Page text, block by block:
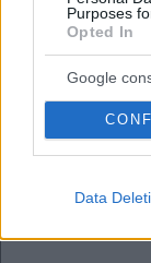
Purposes
Opted In
Google
Data
*
*